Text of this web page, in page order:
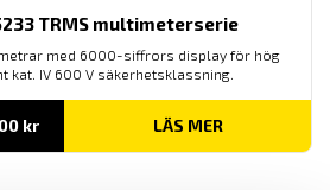
TRMS multimeterserie
med 6000-siffrors display för hög
kat. IV 600 V säkerhetsklassning.
krPrisintervall:
till
LÄS MER